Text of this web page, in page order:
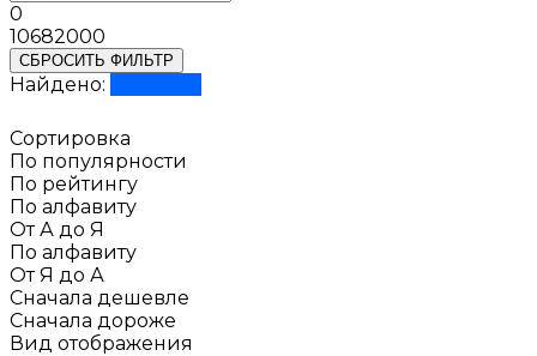
0
10682000
СБРОСИТЬ ФИЛЬТР
Найдено:
Сортировка
По популярности
По рейтингу
По алфавиту
От А до Я
По алфавиту
От Я до А
Сначала дешевле
Сначала дороже
Вид отображения